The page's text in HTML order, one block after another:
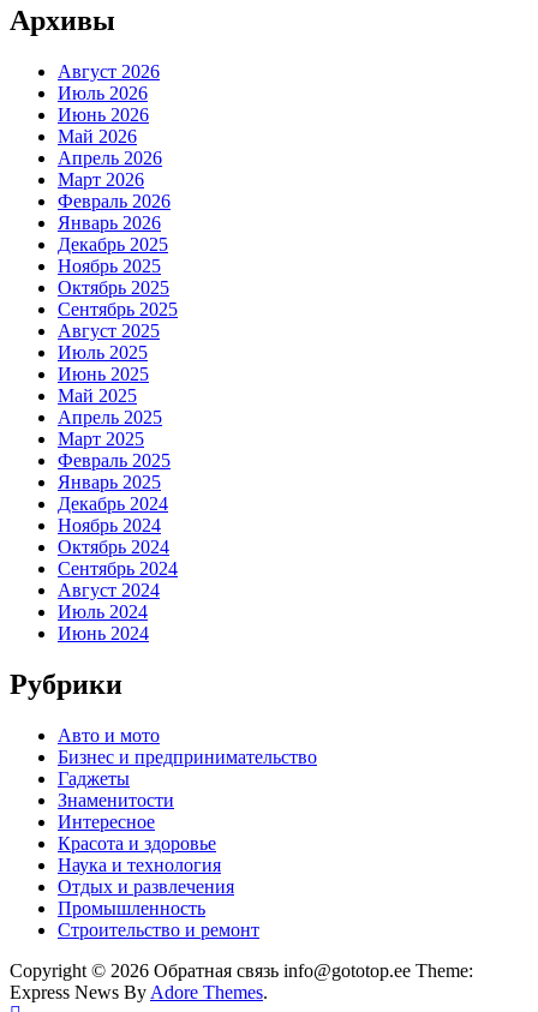
Архивы
Август 2026
Июль 2026
Июнь 2026
Май 2026
Апрель 2026
Март 2026
Февраль 2026
Январь 2026
Декабрь 2025
Ноябрь 2025
Октябрь 2025
Сентябрь 2025
Август 2025
Июль 2025
Июнь 2025
Май 2025
Апрель 2025
Март 2025
Февраль 2025
Январь 2025
Декабрь 2024
Ноябрь 2024
Октябрь 2024
Сентябрь 2024
Август 2024
Июль 2024
Июнь 2024
Рубрики
Авто и мото
Бизнес и предпринимательство
Гаджеты
Знаменитости
Интересное
Красота и здоровье
Наука и технология
Отдых и развлечения
Промышленность
Строительство и ремонт
Copyright © 2026 Обратная связь info@gototop.ee Theme:
Express News By Adore Themes.